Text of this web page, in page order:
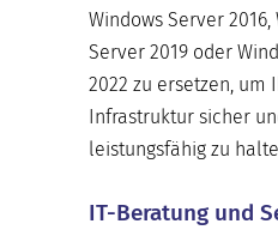
Windows Server 2016,
Server 2019 oder
2022 zu ersetzen, um
Infrastruktur sicher
leistungsfähig zu
IT-Beratung und